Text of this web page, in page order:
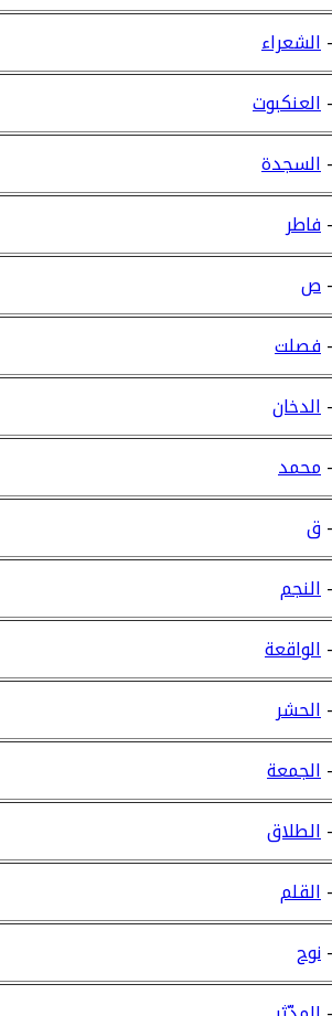
الشعراء
العنكبوت
السجدة
فاطر
ص
فصلت
الدخان
محمد
ق
النجم
الواقعة
الحشر
الجمعة
الطلاق
القلم
نوح